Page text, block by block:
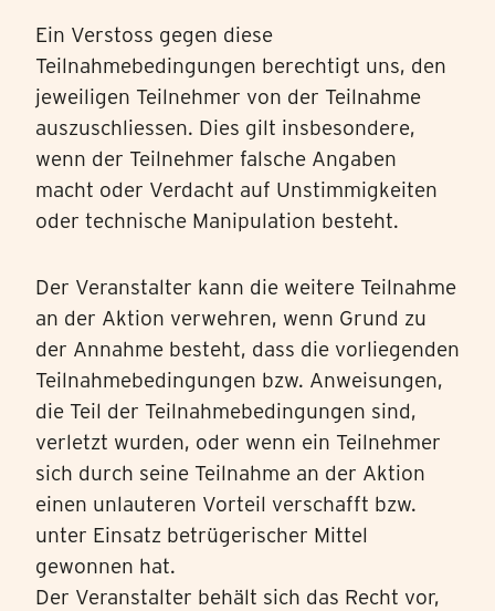
Ein Verstoss gegen diese
Teilnahmebedingungen berechtigt uns, den
jeweiligen Teilnehmer von der Teilnahme
auszuschliessen. Dies gilt insbesondere,
wenn der Teilnehmer falsche Angaben
macht oder Verdacht auf Unstimmigkeiten
oder technische Manipulation besteht.
Der Veranstalter kann die weitere Teilnahme
an der Aktion verwehren, wenn Grund zu
der Annahme besteht, dass die vorliegenden
Teilnahmebedingungen bzw. Anweisungen,
die Teil der Teilnahmebedingungen sind,
verletzt wurden, oder wenn ein Teilnehmer
sich durch seine Teilnahme an der Aktion
einen unlauteren Vorteil verschafft bzw.
unter Einsatz betrügerischer Mittel
gewonnen hat.
Der Veranstalter behält sich das Recht vor,